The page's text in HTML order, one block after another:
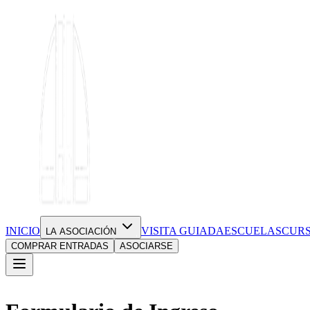
INICIO LA ASOCIACIÓN VISITA GUIADAESCUELAS
COMPRAR ENTRADAS ASOCIARSE